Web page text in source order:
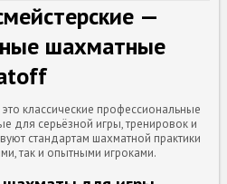
—
шахматные
классические профессиональные
для серьёзной игры, тренировок и
стандартам шахматной практики
так и опытными игроками.